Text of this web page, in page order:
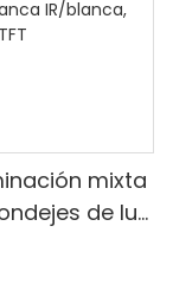
mixta
de luz